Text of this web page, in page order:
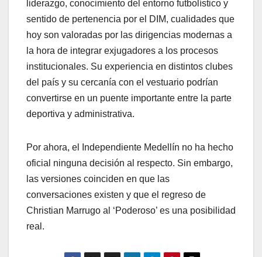
liderazgo, conocimiento del entorno futbolístico y
sentido de pertenencia por el DIM, cualidades que
hoy son valoradas por las dirigencias modernas a
la hora de integrar exjugadores a los procesos
institucionales. Su experiencia en distintos clubes
del país y su cercanía con el vestuario podrían
convertirse en un puente importante entre la parte
deportiva y administrativa.
Por ahora, el Independiente Medellín no ha hecho
oficial ninguna decisión al respecto. Sin embargo,
las versiones coinciden en que las
conversaciones existen y que el regreso de
Christian Marrugo al ‘Poderoso’ es una posibilidad
real.